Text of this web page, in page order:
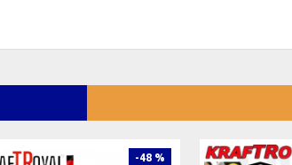
-48 %